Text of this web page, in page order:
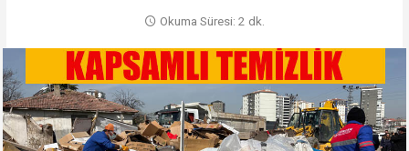
Okuma Süresi: 2 dk.